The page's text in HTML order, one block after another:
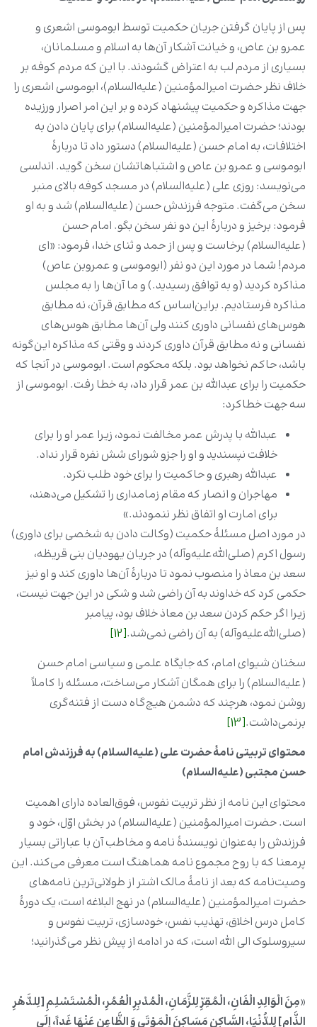
پس از پایان گرفتن جریان حکمیت توسط ابوموسی اشعری و
عمرو بن عاص، و خیانت آشکار آن‌ها به اسلام و مسلمانان،
بسیاری از مردم لب به اعتراض گشودند. با این که مردم کوفه بر
خلاف نظر حضرت امیرالمؤمنین (علیه‌السلام)، ابوموسی اشعری را
جهت مذاکره و حکمیت پیشنهاد کرده و بر این امر اصرار ورزیده
بودند؛ حضرت امیرالمؤمنین (علیه‌السلام) برای پایان دادن به
اختلافات، به امام حسن (علیه‌السلام) دستور داد تا دربارۀ
ابوموسی و عمرو بن عاص و اشتباهاتشان سخن گوید. ‌اندلسی
می‌نویسد: روزی علی (علیه‌السلام) در مسجد کوفه بالای منبر
سخن می‌گفت. متوجه فرزندش حسن (علیه‌السلام) شد و به او
فرمود: برخیز و دربارۀ این دو نفر سخن بگو. امام حسن
(علیه‌السلام) برخاست و پس از حمد و ثنای خدا، فرمود: ‌«ای
مردم! شما در مورد این دو نفر (ابوموسی و عمروبن عاص)
مذاکره کردید (و به توافق رسیدید.) و ما آن‌ها را به مجلس
مذاکره فرستادیم. براین‌اساس که مطابق قرآن، نه مطابق
هوس‌های نفسانی داوری کنند ولی آن‌ها مطابق هوس‌های
نفسانی و نه مطابق قرآن داوری کردند و وقتی که مذاکره این‌گونه
باشد، حاکم نخواهد بود. بلکه محکوم است. ابوموسی در آنجا که
حکمیت را برای عبدالله بن عمر قرار داد، به خطا رفت. ابوموسی از
سه جهت خطاکرد:
عبدالله با پدرش عمر مخالفت نمود، زیرا عمر او را برای
خلافت نپسندید و او را جزو شورای شش نفره قرار نداد.
عبدالله رهبری و حاکمیت را برای خود طلب نکرد.
مهاجران و انصار که مقام زمامداری را تشکیل می‌دهند،
برای امارت او اتفاق نظر ننمودند.»
در مورد اصل مسئلۀ حکمیت (وکالت دادن به شخصی برای داوری)
رسول اکرم (صلی‌الله‌علیه‌و‌آله‌) در جریان یهودیان بنی قریظه،
سعد بن معاذ را منصوب نمود تا دربارۀ آن‌ها داوری کند و او نیز
حکمی‌ کرد که خداوند به آن راضی شد و شکی در این جهت نیست،
زیرا اگر حکم کردن سعد بن معاذ خلاف بود، پیامبر
(صلی‌الله‌علیه‌و‌آله‌) به آن راضی نمی‌شد.[12]
سخنان شیوای امام، که جایگاه علمی‌ و سیاسی امام حسن
(علیه‌السلام) را برای همگان آشکار می‌ساخت، مسئله را کاملاً
روشن نمود، هرچند که دشمن هیچ‌گاه دست از فتنه‌گری
برنمی‌داشت.[13]
محتوای تربیتی نامۀ حضرت علی (علیه‌السلام) به فرزندش امام
حسن مجتبی (علیه‌السلام)
محتواى این نامه از نظر تربیت نفوس، فوق‌العاده داراى اهمیت
است. حضرت امیرالمؤمنین (علیه‌السلام) در بخش اوّل، خود و
فرزندش را به‌عنوان نویسندۀ نامه و مخاطب آن با عباراتى بسیار
پرمعنا که با روح مجموع نامه هماهنگ است معرفى مى‌کند. این
وصیت‌نامه که بعد از نامۀ مالک اشتر از طولانى‌ترین نامه‌هاى
حضرت امیرالمؤمنین (علیه‌السلام) در نهج البلاغه است، یک دورۀ
کامل درس اخلاق، تهذیب نفس، خودسازى، تربیت نفوس و
سیروسلوک الى الله است، که در ادامه از پیش نظر می‌گذرانید؛
«مِنَ الْوَالِدِ الْفَانِ، الْمُقِرِّ لِلزَّمَانِ، الْمُدْبِرِ الْعُمُرِ، الْمُسْتَسْلِمِ [لِلدَّهْرِ
الذَّامِ] لِلدُّنْیَا، السَّاکِنِ مَسَاکِنَ الْمَوْتَى وَ الظَّاعِنِ عَنْهَا غَداً، إِلَى